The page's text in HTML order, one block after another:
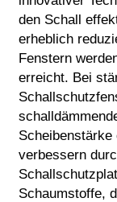
den Schall
erheblich
Fenstern
erreicht. Bei
verbessern
Schaumstoffe,